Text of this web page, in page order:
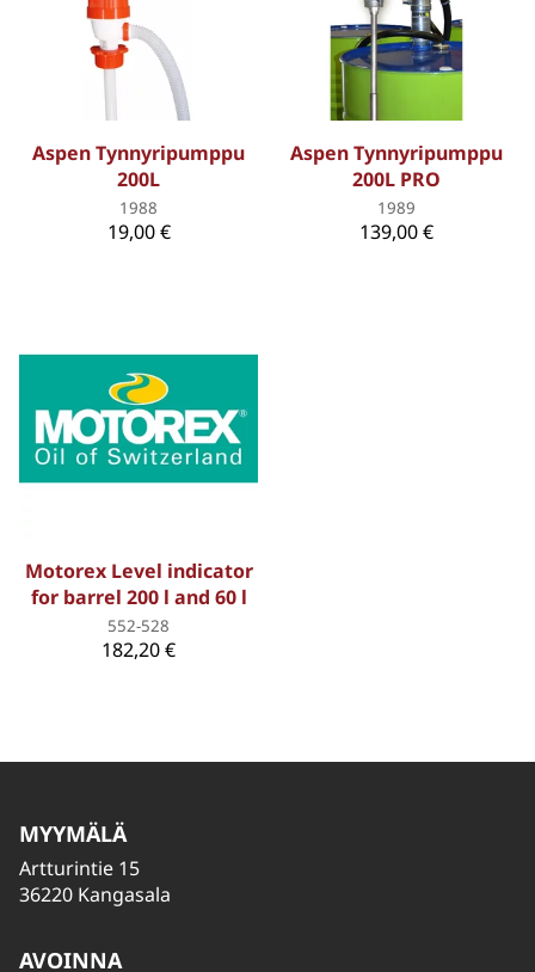
Aspen Tynnyripumppu
200L
1988
19,00 €
Aspen Tynnyripumppu
200L PRO
1989
139,00 €
Motorex Level indicator
for barrel 200 l and 60 l
552-528
182,20 €
MYYMÄLÄ
Artturintie 15
36220 Kangasala
AVOINNA